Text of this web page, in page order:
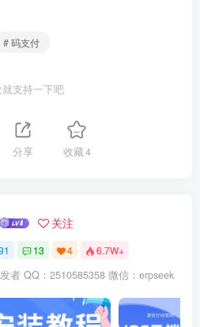
# 码支付
支持一下吧
分享 收藏4
关注
13 4 6.7W+
者 QQ：2510585358 微信：erpseek